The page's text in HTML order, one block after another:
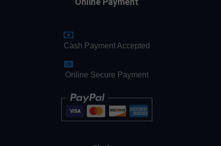
Cash Payment Accepted
Online Secure Payment